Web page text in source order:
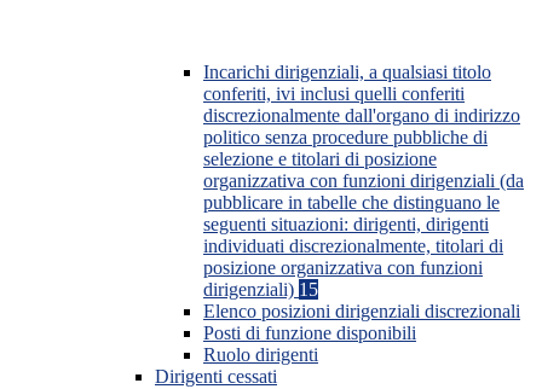
Incarichi dirigenziali, a qualsiasi titolo
conferiti, ivi inclusi quelli conferiti
discrezionalmente dall'organo di indirizzo
politico senza procedure pubbliche di
selezione e titolari di posizione
organizzativa con funzioni dirigenziali (da
pubblicare in tabelle che distinguano le
seguenti situazioni: dirigenti, dirigenti
individuati discrezionalmente, titolari di
posizione organizzativa con funzioni
dirigenziali) 15
Elenco posizioni dirigenziali discrezionali
Posti di funzione disponibili
Ruolo dirigenti
Dirigenti cessati